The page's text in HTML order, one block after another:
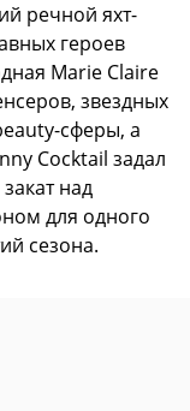
речной яхт-
героев
Marie Claire
звездных
сферы, а
Cocktail задал
над
для одного
сезона.